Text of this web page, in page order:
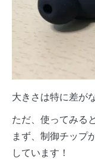
大きさは特に差が
ただ、使ってみる
まず、制御チップ
しています！